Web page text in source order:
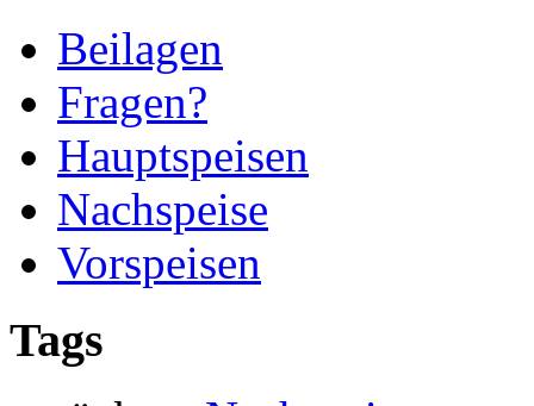
Beilagen
Fragen?
Hauptspeisen
Nachspeise
Vorspeisen
Tags